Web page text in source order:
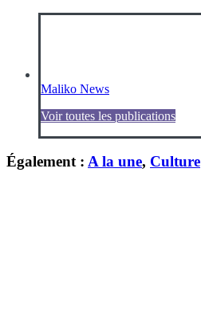
Maliko News
Voir toutes les publications
Également : A la une, Culture